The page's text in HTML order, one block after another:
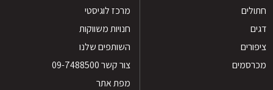
מרכז לוגיסטי
חנויות משווקות
השותפים שלנו
צור קשר 09-7488500
מפת אתר